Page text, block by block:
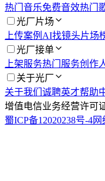
热门音乐免费音效热门
光厂片场
上传案例 AI找镜头片场
光厂接单
上架服务热门服务创作
关于光厂
关于我们 诚聘英才帮助
增值电信业务经营许可
蜀ICP备12020238号-4